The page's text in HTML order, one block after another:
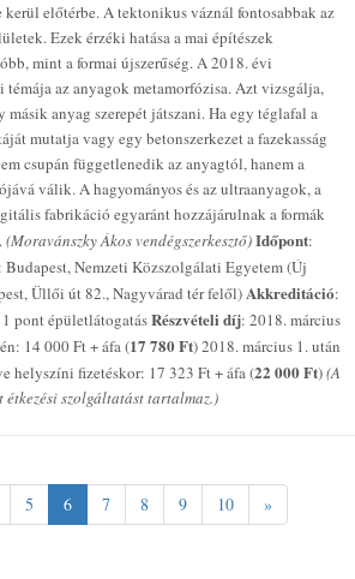
kerül előtérbe. A tektonikus váznál fontosabbak az
Ezek érzéki hatása a mai építészek
mint a formai újszerűség. A 2018. évi
témája az anyagok metamorfózisa. Azt vizsgálja,
másik anyag szerepét játszani. Ha egy téglafal a
mutatja vagy egy betonszerkezet a fazekasság
csupán függetlenedik az anyagtól, hanem a
válik. A hagyományos és az ultraanyagok, a
fabrikáció egyaránt hozzájárulnak a formák
(Moravánszky Ákos vendégszerkesztő)Időpont:
: Budapest, Nemzeti Közszolgálati Egyetem (Új
Üllői út 82., Nagyvárad tér felől)Akkreditáció:
pont épületlátogatásRészvételi díj: 2018. március
14 000 Ft + áfa (17 780 Ft)2018. március 1. után
helyszíni fizetéskor: 17 323 Ft + áfa (22 000 Ft)(A
szolgáltatást tartalmaz.)
5 6 7 8 9 10 »